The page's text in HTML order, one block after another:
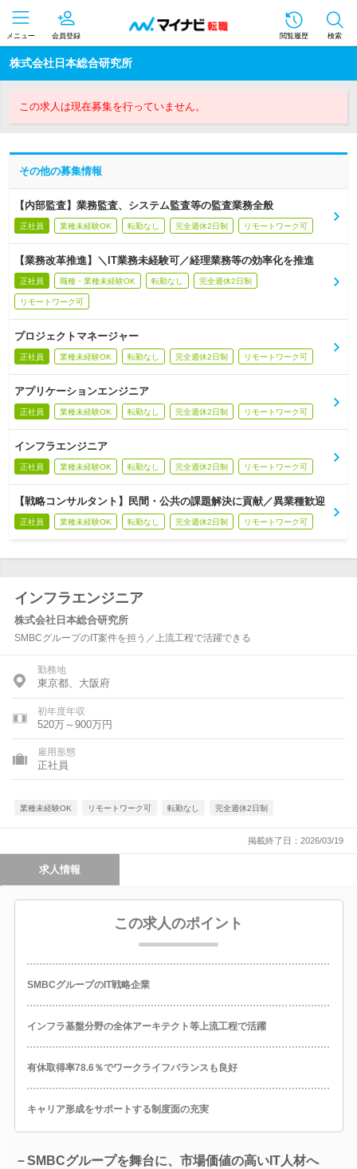
メニュー 会員登録 閲覧履歴 検索
株式会社日本総合研究所
この求人は現在募集を行っていません。
その他の募集情報
【内部監査】業務監査、システム監査等の監査業務全般
正社員 業種未経験OK 転勤なし 完全週休2日制 リモートワーク可
【業務改革推進】＼IT業務未経験可／経理業務等の効率化を推進
正社員 職種・業種未経験OK 転勤なし 完全週休2日制
リモートワーク可
プロジェクトマネージャー
正社員 業種未経験OK 転勤なし 完全週休2日制 リモートワーク可
アプリケーションエンジニア
正社員 業種未経験OK 転勤なし 完全週休2日制 リモートワーク可
インフラエンジニア
正社員 業種未経験OK 転勤なし 完全週休2日制 リモートワーク可
【戦略コンサルタント】民間・公共の課題解決に貢献／異業種歓迎
正社員 業種未経験OK 転勤なし 完全週休2日制 リモートワーク可
インフラエンジニア
株式会社日本総合研究所
SMBCグループのIT案件を担う／上流工程で活躍できる
勤務地
東京都、大阪府
初年度年収
520万～900万円
雇用形態
正社員
業種未経験OK リモートワーク可 転勤なし 完全週休2日制
掲載終了日：2026/03/19
求人情報
この求人のポイント
SMBCグループのIT戦略企業
インフラ基盤分野の全体アーキテクト等上流工程で活躍
有休取得率78.6％でワークライフバランスも良好
キャリア形成をサポートする制度面の充実
－SMBCグループを舞台に、市場価値の高いIT人材へ